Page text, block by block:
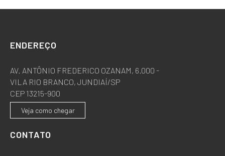
ENDEREÇO
AV. ANTÔNIO FREDERICO OZANAM, 6.000 -
VILA RIO BRANCO, JUNDIAÍ/SP
CEP 13215-900
Veja como chegar
CONTATO